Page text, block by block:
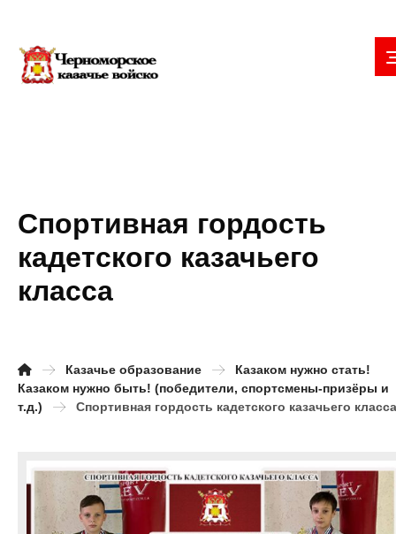
Спортивная гордость
кадетского казачьего
класса
Казачье образование
Казаком нужно стать!
Казаком нужно быть! (победители, спортсмены-призёры и
т.д.)
Спортивная гордость кадетского казачьего класса